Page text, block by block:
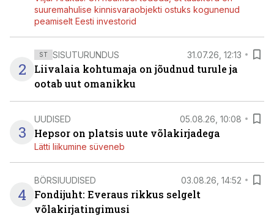
suuremahulise kinnisvaraobjekti ostuks kogunenud
peamiselt Eesti investorid
2
ST SISUTURUNDUS 31.07.26, 12:13
Liivalaia kohtumaja on jõudnud turule ja
ootab uut omanikku
3
UUDISED 05.08.26, 10:08
Hepsor on platsis uute võlakirjadega
Lätti liikumine süveneb
4
BÖRSIUUDISED 03.08.26, 14:52
Fondijuht: Everaus rikkus selgelt
võlakirjatingimusi